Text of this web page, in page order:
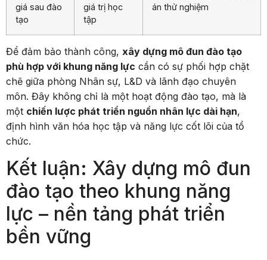
giá sau đào
tạo
giá trị học
tập
án thử nghiệm
Để đảm bảo thành công, xây dựng mô đun đào tạo
phù hợp với khung năng lực cần có sự phối hợp chặt
chẽ giữa phòng Nhân sự, L&D và lãnh đạo chuyên
môn. Đây không chỉ là một hoạt động đào tạo, mà là
một chiến lược phát triển nguồn nhân lực dài hạn,
định hình văn hóa học tập và năng lực cốt lõi của tổ
chức.
Kết luận: Xây dựng mô đun
đào tạo theo khung năng
lực – nền tảng phát triển
bền vững